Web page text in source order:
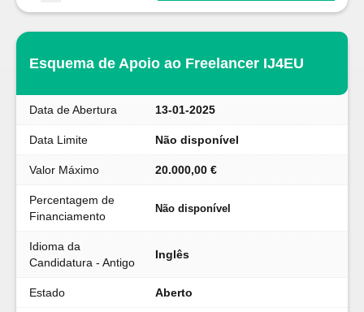
Esquema de Apoio ao Freelancer IJ4EU
Data de Abertura 13-01-2025
Data Limite Não disponível
Valor Máximo 20.000,00 €
Percentagem de
Financiamento
Não disponível
Idioma da
Candidatura - Antigo
Inglês
Estado Aberto